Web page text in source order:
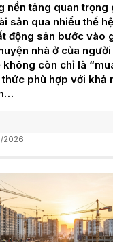
nền tảng quan trọng
sản qua nhiều thế
động sản bước vào
nhà ở của
không còn chỉ là
phù hợp với khả
2026